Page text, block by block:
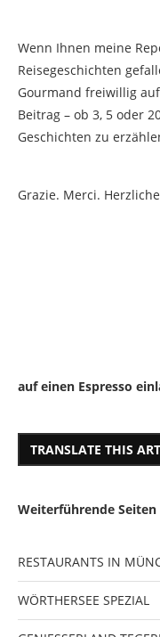
Wenn Ihnen meine
Reisegeschichten
Gourmand freiwillig
Beitrag – ob 3, 5 oder
Geschichten zu
Grazie. Merci.
auf einen Espresso
TRANSLATE THIS
Weiterführende Seiten
RESTAURANTS IN
WÖRTHERSEE SPEZIAL